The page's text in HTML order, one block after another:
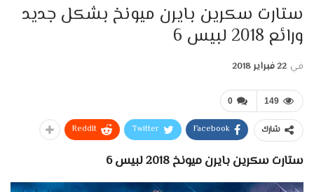
ستارت سكرين بايرن ميونخ بشكل جديد
ورائع 2018 لبيس 6
في 22 فبراير 2018
0 149
شارك Facebook
Twitter
ReddIt
ستارت سكرين بايرن ميونخ 2018 لبيس 6